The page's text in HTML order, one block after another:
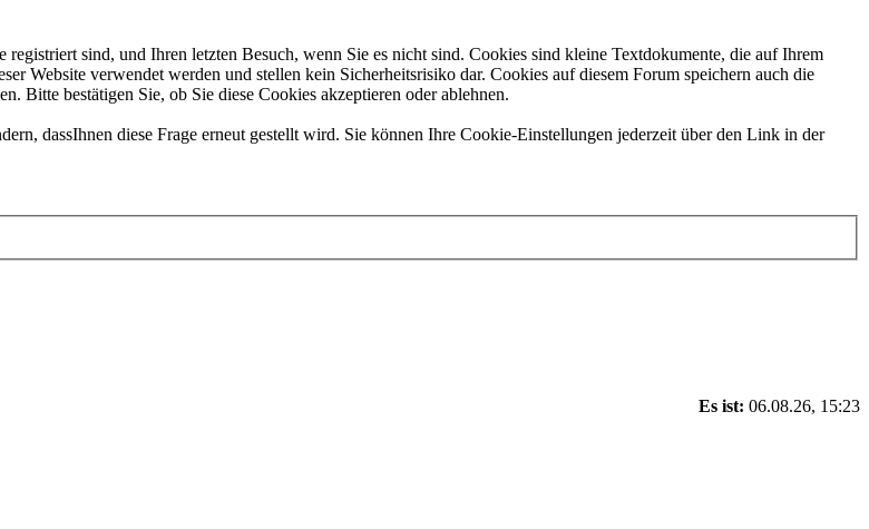
sind, und Ihren letzten Besuch, wenn Sie es nicht sind. Cookies sind kleine Textdokumente, die auf Ihrem
Website verwendet werden und stellen kein Sicherheitsrisiko dar. Cookies auf diesem Forum speichern auch die
Bitte bestätigen Sie, ob Sie diese Cookies akzeptieren oder ablehnen.
dassIhnen diese Frage erneut gestellt wird. Sie können Ihre Cookie-Einstellungen jederzeit über den Link in der
Es ist: 06.08.26, 15:23